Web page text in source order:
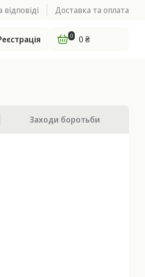
Доставка та оплата
0 0 ₴
Заходи боротьби